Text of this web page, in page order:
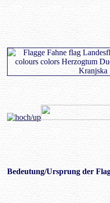
Bedeutung/Ursprung der